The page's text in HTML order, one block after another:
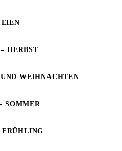
HERBST
WEIHNACHTEN
SOMMER
FRÜHLING